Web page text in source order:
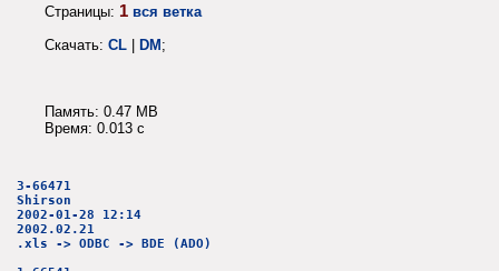
Страницы: 1 вся ветка
Скачать: CL | DM;
Память: 0.47 MB
Время: 0.013 c
3-66471
Shirson
2002-01-28 12:14
2002.02.21
.xls -> ODBC -> BDE (ADO)